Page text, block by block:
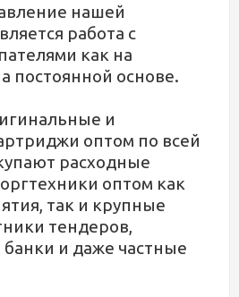
нашей
работа с
как на
постоянной основе.
и
оптом по всей
расходные
оптом как
так и крупные
тендеров,
банки и даже частные